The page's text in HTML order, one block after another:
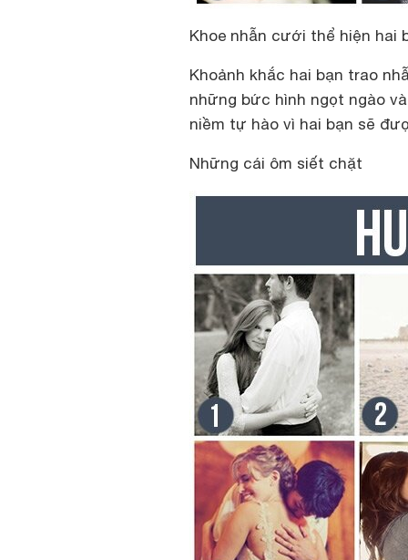
Khoe nhẫn cưới thể hiện hai
Khoảnh khắc hai bạn trao
những bức hình ngọt ngào
niềm tự hào vì hai bạn sẽ
Những cái ôm siết chặt